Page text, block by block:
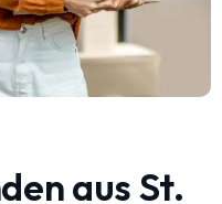
aus St.